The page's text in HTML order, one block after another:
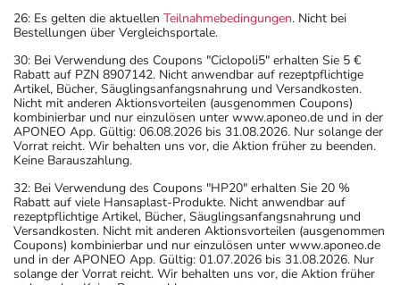
26: Es gelten die aktuellen Teilnahmebedingungen. Nicht bei
Bestellungen über Vergleichsportale.
30: Bei Verwendung des Coupons "Ciclopoli5" erhalten Sie 5 €
Rabatt auf PZN 8907142. Nicht anwendbar auf rezeptpflichtige
Artikel, Bücher, Säuglingsanfangsnahrung und Versandkosten.
Nicht mit anderen Aktionsvorteilen (ausgenommen Coupons)
kombinierbar und nur einzulösen unter www.aponeo.de und in der
APONEO App. Gültig: 06.08.2026 bis 31.08.2026. Nur solange der
Vorrat reicht. Wir behalten uns vor, die Aktion früher zu beenden.
Keine Barauszahlung.
32: Bei Verwendung des Coupons "HP20" erhalten Sie 20 %
Rabatt auf viele Hansaplast-Produkte. Nicht anwendbar auf
rezeptpflichtige Artikel, Bücher, Säuglingsanfangsnahrung und
Versandkosten. Nicht mit anderen Aktionsvorteilen (ausgenommen
Coupons) kombinierbar und nur einzulösen unter www.aponeo.de
und in der APONEO App. Gültig: 01.07.2026 bis 31.08.2026. Nur
solange der Vorrat reicht. Wir behalten uns vor, die Aktion früher